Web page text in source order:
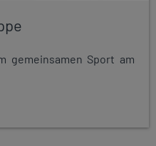
gemeinsamen Sport am